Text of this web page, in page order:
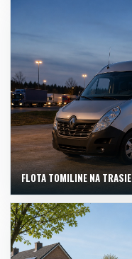
FLOTA TOMILINE NA TRASIE